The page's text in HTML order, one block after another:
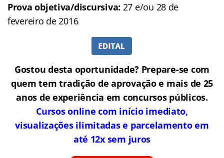
Prova objetiva/discursiva: 27 e/ou 28 de
fevereiro de 2016
Gostou desta oportunidade? Prepare-se com
quem tem tradição de aprovação e mais de 25
anos de experiência em concursos públicos.
Cursos online com início imediato,
visualizações ilimitadas e parcelamento em
até 12x sem juros